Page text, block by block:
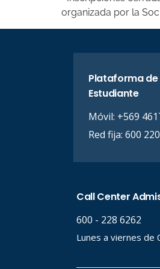
organizada por la